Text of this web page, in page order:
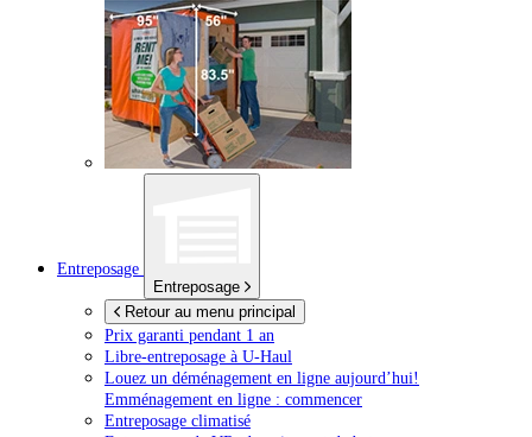
Entreposage
Entreposage
Retour au menu principal
Prix garanti pendant 1 an
Libre-entreposage à U-Haul
Louez un déménagement en ligne aujourd’hui!
Emménagement en ligne : commencer
Entreposage climatisé